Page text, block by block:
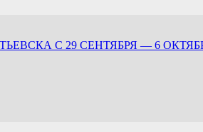
С 29 СЕНТЯБРЯ — 6